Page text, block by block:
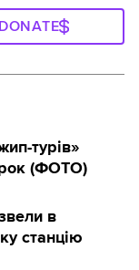
DONATE
турів»
(ФОТО)
в
станцію